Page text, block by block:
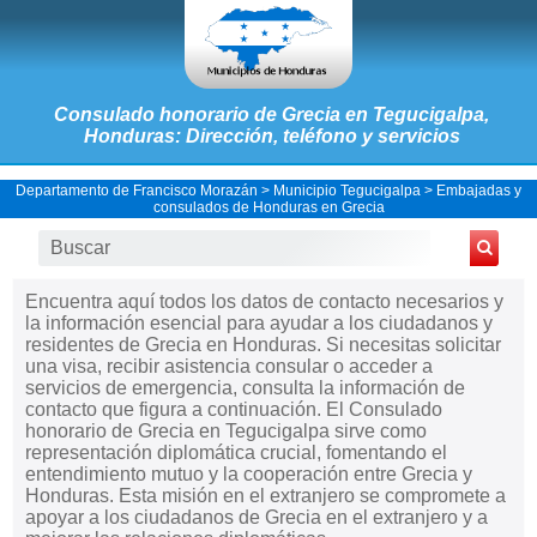
Consulado honorario de Grecia en Tegucigalpa,
Honduras: Dirección, teléfono y servicios
Departamento de Francisco Morazán > Municipio Tegucigalpa > Embajadas y
consulados de Honduras en Grecia
Encuentra aquí todos los datos de contacto necesarios y
la información esencial para ayudar a los ciudadanos y
residentes de Grecia en Honduras. Si necesitas solicitar
una visa, recibir asistencia consular o acceder a
servicios de emergencia, consulta la información de
contacto que figura a continuación. El Consulado
honorario de Grecia en Tegucigalpa sirve como
representación diplomática crucial, fomentando el
entendimiento mutuo y la cooperación entre Grecia y
Honduras. Esta misión en el extranjero se compromete a
apoyar a los ciudadanos de Grecia en el extranjero y a